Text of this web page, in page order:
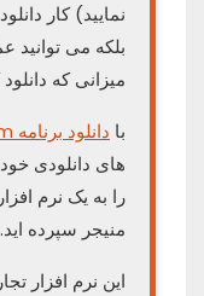
نمایید) کار
بلکه می توانید
میزانی که
با دانلود برنامه idm برای کامپیوتر
های دانلودی
را به یک نرم
منیجر سپرده اید.
این نرم افزار